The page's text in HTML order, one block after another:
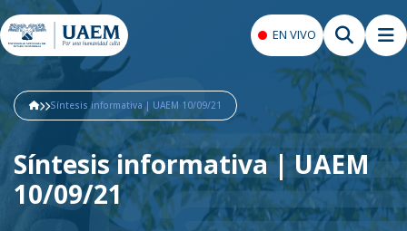
EN VIVO
Síntesis informativa | UAEM 10/09/21
Síntesis informativa | UAEM
10/09/21